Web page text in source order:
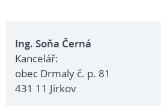
Ing. Soňa Černá
Kancelář:
obec Drmaly č. p. 81
431 11 Jirkov